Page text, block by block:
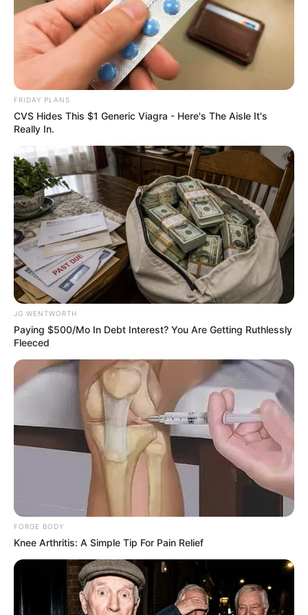
คนเกิดวันศุกร์
แนะนำการเสริมดวงในวันนี้ด้วยการเปลี่ยนรูป
โปรไฟล์ในสื่อโซเชียลต่างๆเป็นรูปสถานที่ท่องเที่ยว
จะช่วยกระตุ้นทำให้ชีวิตพบเจอความโชคดีตลอดทั้ง
วัน
คนเกิดวันเสาร์
การเสริมดวงแนะนำสักการะขอพรพระพิฆเนศ พระ
แม่อุมา และพระศิวะ ในปางครอบครัว บารมีของ
พระองค์จะช่วยส่งเสริมให้ท่านพบเจอแต่คนรัก คน
เมตตา ก่อเกิดความโชคดีตามมา
คนเกิดอาทิตย์
ท่านที่ชีวิตติดขัดในวันนี้แนะนำให้หาโอกาสสักการะ
องค์พระโพธิสัตว์กวนอิม สามารถสักการะผ่านรูปได้
ขอพึ่งบารมีท่านได้เมตตาช่วยเหลือให้พ้นทุกข์
คำทำนายโดย อ.มิก พชร ทูตเทวะ
FRIDAY PLANS
CVS Hides This $1 Generic Viagra - Here's The Aisle It's
Really In.
JG WENTWORTH
Paying $500/Mo In Debt Interest? You Are Getting Ruthlessly
Fleeced
FORGE BODY
Knee Arthritis: A Simple Tip For Pain Relief